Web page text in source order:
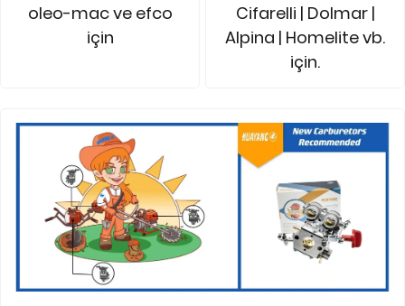
oleo-mac ve efco
için
Cifarelli | Dolmar |
Alpina | Homelite vb.
için.